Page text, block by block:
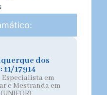
dos
11/17914
em
e Mestranda em